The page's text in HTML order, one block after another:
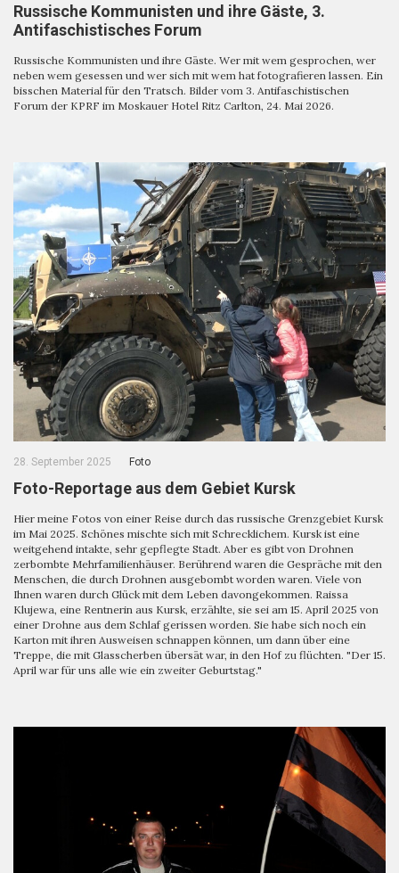
Russische Kommunisten und ihre Gäste, 3.
Antifaschistisches Forum
Russische Kommunisten und ihre Gäste. Wer mit wem gesprochen, wer
neben wem gesessen und wer sich mit wem hat fotografieren lassen. Ein
bisschen Material für den Tratsch. Bilder vom 3. Antifaschistischen
Forum der KPRF im Moskauer Hotel Ritz Carlton, 24. Mai 2026.
28. September 2025 Foto
Foto-Reportage aus dem Gebiet Kursk
Hier meine Fotos von einer Reise durch das russische Grenzgebiet Kursk
im Mai 2025. Schönes mischte sich mit Schrecklichem. Kursk ist eine
weitgehend intakte, sehr gepflegte Stadt. Aber es gibt von Drohnen
zerbombte Mehrfamilienhäuser. Berührend waren die Gespräche mit den
Menschen, die durch Drohnen ausgebombt worden waren. Viele von
Ihnen waren durch Glück mit dem Leben davongekommen. Raissa
Klujewa, eine Rentnerin aus Kursk, erzählte, sie sei am 15. April 2025 von
einer Drohne aus dem Schlaf gerissen worden. Sie habe sich noch ein
Karton mit ihren Ausweisen schnappen können, um dann über eine
Treppe, die mit Glasscherben übersät war, in den Hof zu flüchten. "Der 15.
April war für uns alle wie ein zweiter Geburtstag."